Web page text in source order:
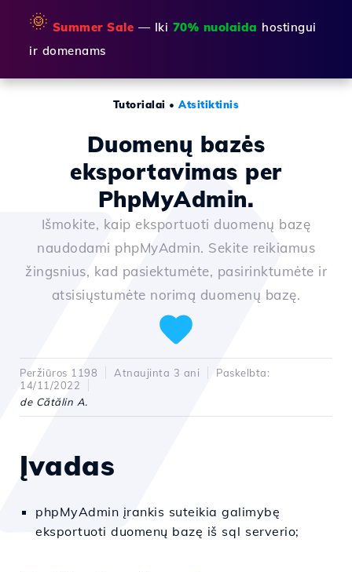
🌞 Summer Sale — Iki 70% nuolaida hostingui
ir domenams
Tutorialai •Atsitiktinis
Duomenų bazės
eksportavimas per
PhpMyAdmin.
Išmokite, kaip eksportuoti duomenų bazę
naudodami phpMyAdmin. Sekite reikiamus
žingsnius, kad pasiektumėte, pasirinktumėte ir
atsisiųstumėte norimą duomenų bazę.
Peržiūros 1198 Atnaujinta 3 ani
Paskelbta:
14/11/2022
de Cătălin A.
Įvadas
phpMyAdmin įrankis suteikia galimybę
eksportuoti duomenų bazę iš sql serverio;